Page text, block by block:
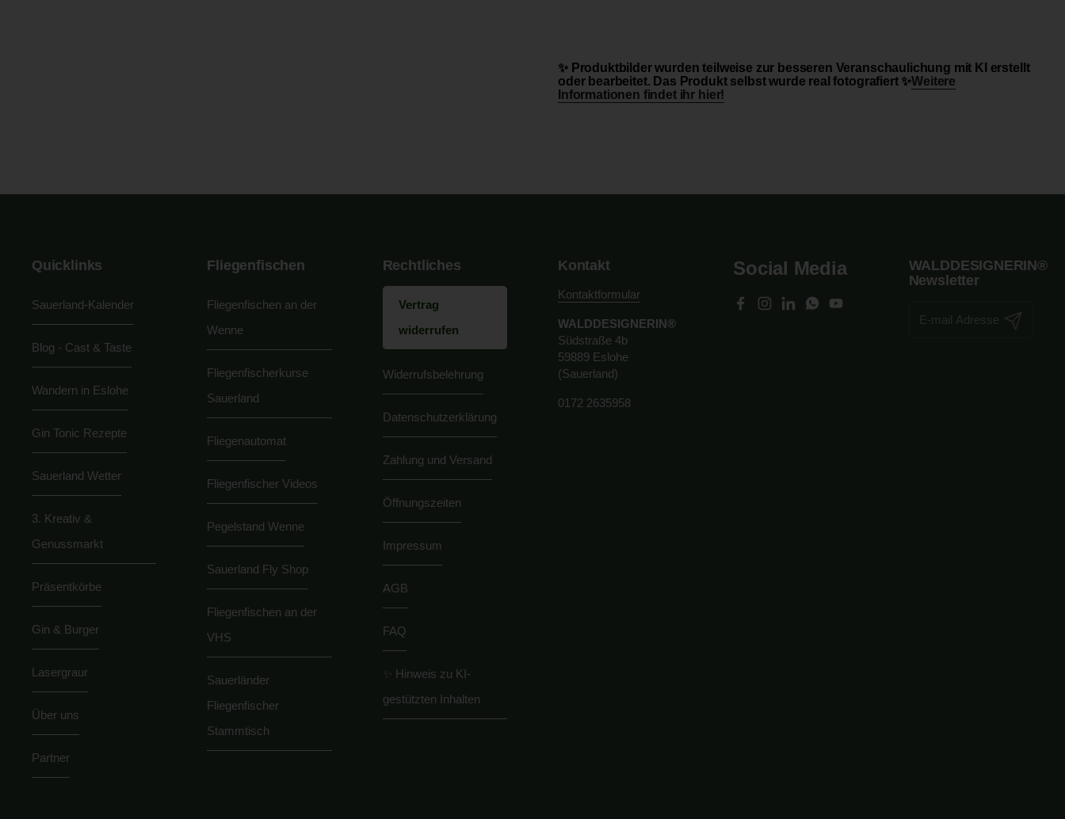
✨ Produktbilder wurden teilweise zur besseren Veranschaulichung mit KI erstellt
oder bearbeitet. Das Produkt selbst wurde real fotografiert ✨Weitere
Informationen findet ihr hier!
Quicklinks
Sauerland-Kalender
Blog - Cast & Taste
Wandern in Eslohe
Gin Tonic Rezepte
Sauerland Wetter
3. Kreativ &
Genussmarkt
Präsentkörbe
Gin & Burger
Lasergraur
Über uns
Partner
Fliegenfischen
Fliegenfischen an der
Wenne
Fliegenfischerkurse
Sauerland
Fliegenautomat
Fliegenfischer Videos
Pegelstand Wenne
Sauerland Fly Shop
Fliegenfischen an der
VHS
Sauerländer
Fliegenfischer
Stammtisch
Rechtliches
Vertrag
widerrufen
Widerrufsbelehrung
Datenschutzerklärung
Zahlung und Versand
Öffnungszeiten
Impressum
AGB
FAQ
✨ Hinweis zu KI-
gestützten Inhalten
Kontakt
Kontaktformular
WALDDESIGNERIN®
Südstraße 4b
59889 Eslohe
(Sauerland)
0172 2635958
Social Media
FacebookInstagram
LinkedInWhatsApp
YouTube
WALDDESIGNERIN®
Newsletter
Abonnieren